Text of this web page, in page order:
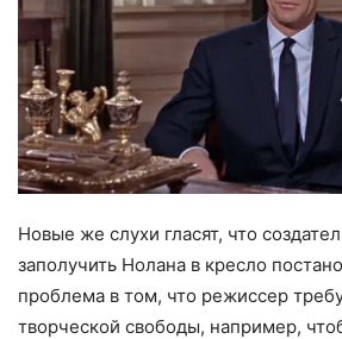
Новые же слухи гласят, что
заполучить Нолана в кресло
проблема в том, что режиссер
творческой свободы, например,